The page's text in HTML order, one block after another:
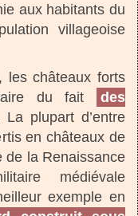
aux habitants du
villageoise
les châteaux forts
du fait
des
La plupart d’entre
en châteaux de
de la Renaissance
médiévale
exemple en